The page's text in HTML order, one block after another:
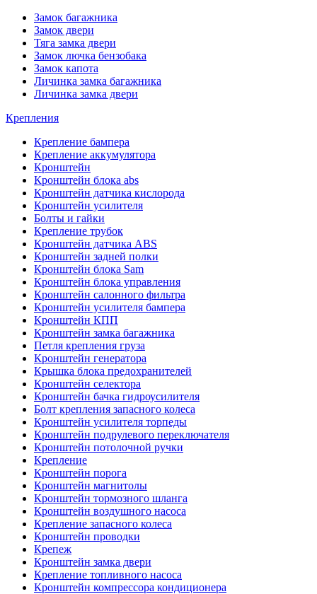
Замок багажника
Замок двери
Тяга замка двери
Замок лючка бензобака
Замок капота
Личинка замка багажника
Личинка замка двери
Крепления
Крепление бампера
Крепление аккумулятора
Кронштейн
Кронштейн блока abs
Кронштейн датчика кислорода
Кронштейн усилителя
Болты и гайки
Крепление трубок
Кронштейн датчика ABS
Кронштейн задней полки
Кронштейн блока Sam
Кронштейн блока управления
Кронштейн салонного фильтра
Кронштейн усилителя бампера
Кронштейн КПП
Кронштейн замка багажника
Петля крепления груза
Кронштейн генератора
Крышка блока предохранителей
Кронштейн селектора
Кронштейн бачка гидроусилителя
Болт крепления запасного колеса
Кронштейн усилителя торпеды
Кронштейн подрулевого переключателя
Кронштейн потолочной ручки
Крепление
Кронштейн порога
Кронштейн магнитолы
Кронштейн тормозного шланга
Кронштейн воздушного насоса
Крепление запасного колеса
Кронштейн проводки
Крепеж
Кронштейн замка двери
Крепление топливного насоса
Кронштейн компрессора кондиционера